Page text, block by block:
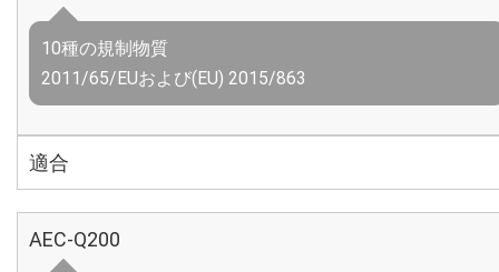
10種の規制物質
2011/65/EUおよび(EU) 2015/863
適合
AEC-Q200